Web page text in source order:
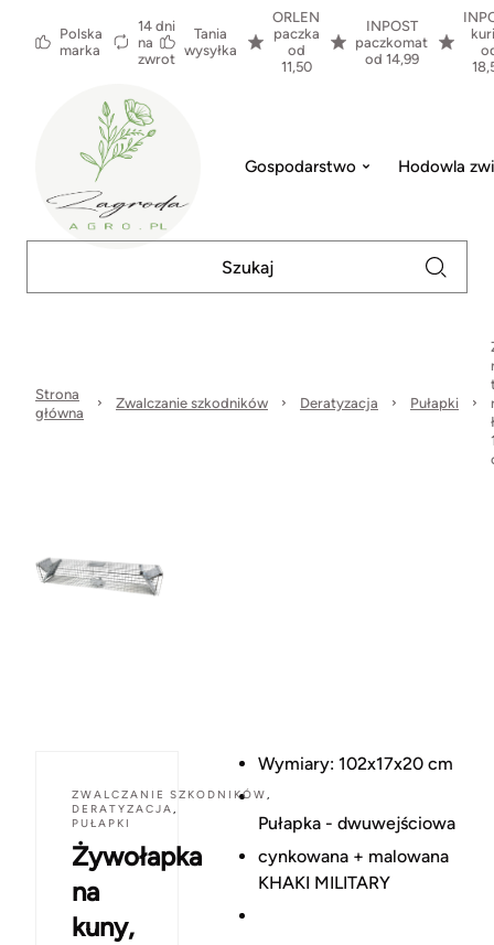
Polska
marka
14 dni
na
zwrot
Tania
wysyłka
ORLEN
paczka
od
11,50
INPOST
paczkomat
od 14,99
Gospodarstwo Hodowla
Strona
główna
Zwalczanie szkodników Deratyzacja Pułapki
ZWALCZANIE SZKODNIKÓW,
DERATYZACJA,
PUŁAPKI
Żywołapka
na
kuny,
Wymiary: 102x17x20 cm
Pułapka - dwuwejściowa
cynkowana + malowana
KHAKI MILITARY